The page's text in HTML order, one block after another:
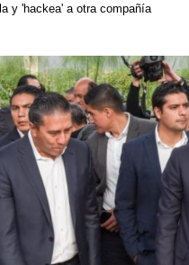
y 'hackea' a otra compañía